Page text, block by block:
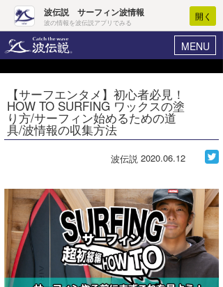
波伝説 サーフィン波情報
波の情報を波伝説アプリでみる
開く
MENU
ヘルプ マイホーム
ログイン
新規会員登録
WAVE HUNTER波予想ツール
気象情報
ニュース
サーフィンエリアガイド
【サーフエンタメ】初心者必見！
HOW TO SURFING ワックスの塗
り方/サーフィン始めるための道
具/波情報の収集方法
波伝説 2020.06.12
Core Surf Japan
コンテスト
ファッション/グッズ
コラム
トラベル
ショップ情報